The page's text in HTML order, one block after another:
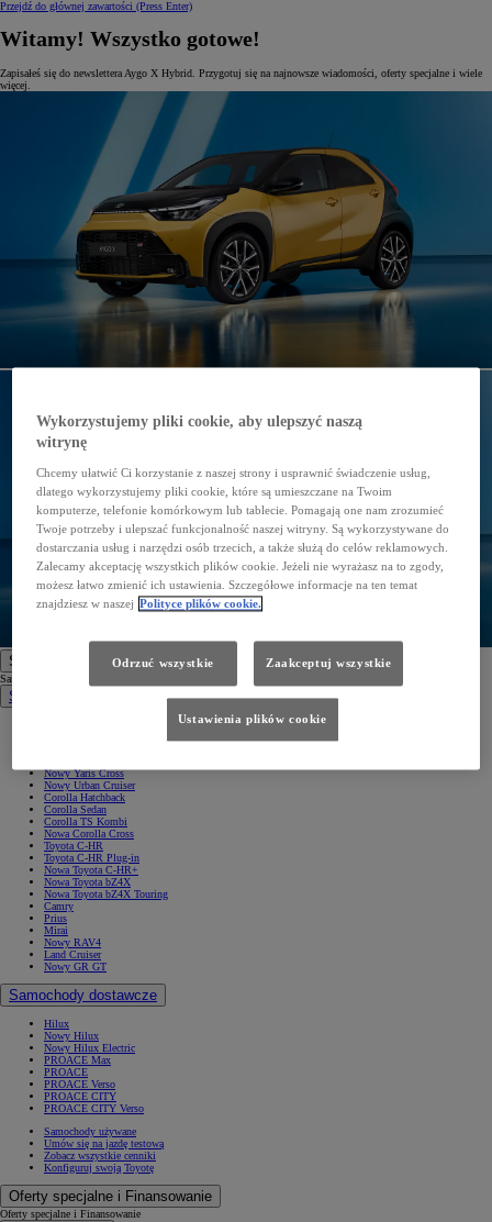
Przejdź do głównej zawartości (Press Enter)
Witamy! Wszystko gotowe!
Zapisałeś się do newslettera Aygo X Hybrid. Przygotuj się na najnowsze wiadomości, oferty specjalne i wiele
więcej.
Samochody
Samochody
Samochody osobowe
Nowy Yaris Cross
Nowy Urban Cruiser
Corolla Hatchback
Corolla Sedan
Corolla TS Kombi
Nowa Corolla Cross
Toyota C-HR
Toyota C-HR Plug-in
Nowa Toyota C-HR+
Nowa Toyota bZ4X
Nowa Toyota bZ4X Touring
Camry
Prius
Mirai
Nowy RAV4
Land Cruiser
Nowy GR GT
Samochody dostawcze
Hilux
Nowy Hilux
Nowy Hilux Electric
PROACE Max
PROACE
PROACE Verso
PROACE CITY
PROACE CITY Verso
Samochody używane
Umów się na jazdę testową
Zobacz wszystkie cenniki
Konfiguruj swoją Toyotę
Oferty specjalne i Finansowanie
Oferty specjalne i Finansowanie
Wykorzystujemy pliki cookie, aby ulepszyć naszą
witrynę
Chcemy ułatwić Ci korzystanie z naszej strony i usprawnić świadczenie usług,
dlatego wykorzystujemy pliki cookie, które są umieszczane na Twoim
komputerze, telefonie komórkowym lub tablecie. Pomagają one nam zrozumieć
Twoje potrzeby i ulepszać funkcjonalność naszej witryny. Są wykorzystywane do
dostarczania usług i narzędzi osób trzecich, a także służą do celów reklamowych.
Zalecamy akceptację wszystkich plików cookie. Jeżeli nie wyrażasz na to zgody,
możesz łatwo zmienić ich ustawienia. Szczegółowe informacje na ten temat
znajdziesz w naszej Polityce plików cookie.
Odrzuć wszystkie Zaakceptuj wszystkie
Ustawienia plików cookie